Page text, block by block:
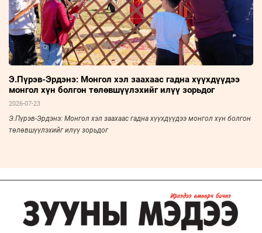
Э.Пүрэв-Эрдэнэ: Монгол хэл заахаас гадна хүүхдүүдээ
монгол хүн болгон төлөвшүүлэхийг илүү зорьдог
2026-07-23
Э.Пүрэв-Эрдэнэ: Монгол хэл заахаас гадна хүүхдүүдээ монгол хүн болгон
төлөвшүүлэхийг илүү зорьдог